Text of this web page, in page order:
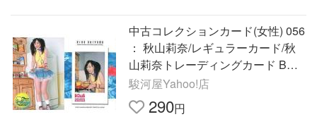
中古コレクションカード(女性) 056
： 秋山莉奈/レギュラーカード/秋
山莉奈トレーディングカード BOM
B CA
駿河屋Yahoo!店
290円